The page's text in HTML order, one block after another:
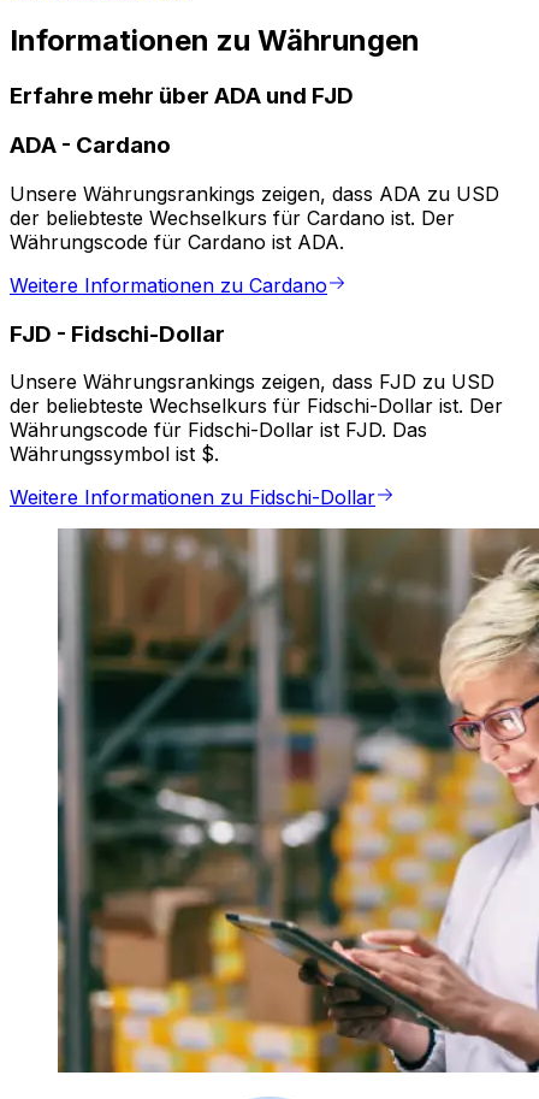
Informationen zu Währungen
Erfahre mehr über ADA und FJD
ADA - Cardano
Unsere Währungsrankings zeigen, dass ADA zu USD
der beliebteste Wechselkurs für Cardano ist. Der
Währungscode für Cardano ist ADA.
Weitere Informationen zu Cardano
FJD - Fidschi-Dollar
Unsere Währungsrankings zeigen, dass FJD zu USD
der beliebteste Wechselkurs für Fidschi-Dollar ist. Der
Währungscode für Fidschi-Dollar ist FJD. Das
Währungssymbol ist $.
Weitere Informationen zu Fidschi-Dollar